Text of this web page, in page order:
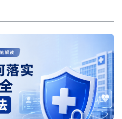
金融服务、商贸流通、交通运